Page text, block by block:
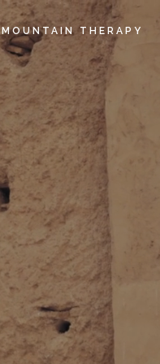
MOUNTAIN THERAPY